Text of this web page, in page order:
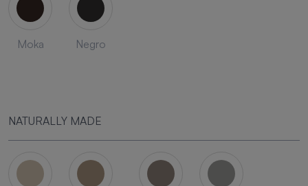
Moka Negro
NATURALLY MADE